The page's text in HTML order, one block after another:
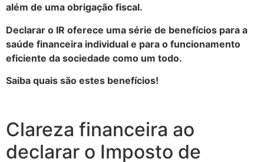
além de uma obrigação fiscal.
Declarar o IR oferece uma série de benefícios para a
saúde financeira individual e para o funcionamento
eficiente da sociedade como um todo.
Saiba quais são estes benefícios!
Clareza financeira ao
declarar o Imposto de